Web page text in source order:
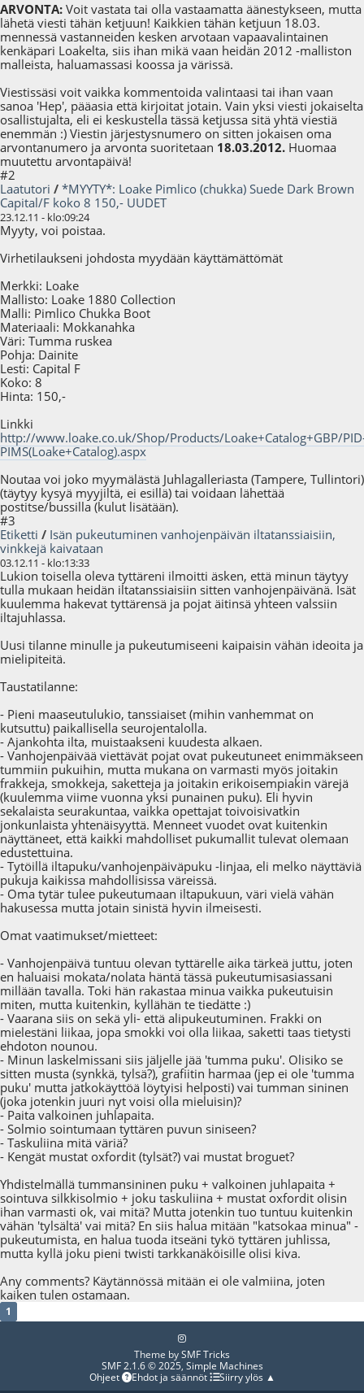
ARVONTA: Voit vastata tai olla vastaamatta äänestykseen, mutta
lähetä viesti tähän ketjuun! Kaikkien tähän ketjuun 18.03.
mennessä vastanneiden kesken arvotaan vapaavalintainen
kenkäpari Loakelta, siis ihan mikä vaan heidän 2012 -malliston
malleista, haluamassasi koossa ja värissä.
Viestissäsi voit vaikka kommentoida valintaasi tai ihan vaan
sanoa 'Hep', pääasia että kirjoitat jotain. Vain yksi viesti jokaiselta
osallistujalta, eli ei keskustella tässä ketjussa sitä yhtä viestiä
enemmän :) Viestin järjestysnumero on sitten jokaisen oma
arvontanumero ja arvonta suoritetaan 18.03.2012. Huomaa
muutettu arvontapäivä!
#2
Laatutori / *MYYTY*: Loake Pimlico (chukka) Suede Dark Brown
Capital/F koko 8 150,- UUDET
23.12.11 - klo:09:24
Myyty, voi poistaa.
Virhetilaukseni johdosta myydään käyttämättömät
Merkki: Loake
Mallisto: Loake 1880 Collection
Malli: Pimlico Chukka Boot
Materiaali: Mokkanahka
Väri: Tumma ruskea
Pohja: Dainite
Lesti: Capital F
Koko: 8
Hinta: 150,-
Linkki
http://www.loake.co.uk/Shop/Products/Loake+Catalog+GBP/
PIMS(Loake+Catalog).aspx
Noutaa voi joko myymälästä Juhlagalleriasta (Tampere, Tullintori)
(täytyy kysyä myyjiltä, ei esillä) tai voidaan lähettää
postitse/bussilla (kulut lisätään).
#3
Etiketti / Isän pukeutuminen vanhojenpäivän iltatanssiaisiin,
vinkkejä kaivataan
03.12.11 - klo:13:33
Lukion toisella oleva tyttäreni ilmoitti äsken, että minun täytyy
tulla mukaan heidän iltatanssiaisiin sitten vanhojenpäivänä. Isät
kuulemma hakevat tyttärensä ja pojat äitinsä yhteen valssiin
iltajuhlassa.
Uusi tilanne minulle ja pukeutumiseeni kaipaisin vähän ideoita ja
mielipiteitä.
Taustatilanne:
- Pieni maaseutulukio, tanssiaiset (mihin vanhemmat on
kutsuttu) paikallisella seurojentalolla.
- Ajankohta ilta, muistaakseni kuudesta alkaen.
- Vanhojenpäivää viettävät pojat ovat pukeutuneet enimmäkseen
tummiin pukuihin, mutta mukana on varmasti myös joitakin
frakkeja, smokkeja, saketteja ja joitakin erikoisempiakin värejä
(kuulemma viime vuonna yksi punainen puku). Eli hyvin
sekalaista seurakuntaa, vaikka opettajat toivoisivatkin
jonkunlaista yhtenäisyyttä. Menneet vuodet ovat kuitenkin
näyttäneet, että kaikki mahdolliset pukumallit tulevat olemaan
edustettuina.
- Tytöillä iltapuku/vanhojenpäiväpuku -linjaa, eli melko näyttäviä
pukuja kaikissa mahdollisissa väreissä.
- Oma tytär tulee pukeutumaan iltapukuun, väri vielä vähän
hakusessa mutta jotain sinistä hyvin ilmeisesti.
Omat vaatimukset/mietteet:
- Vanhojenpäivä tuntuu olevan tyttärelle aika tärkeä juttu, joten
en haluaisi mokata/nolata häntä tässä pukeutumisasiassani
millään tavalla. Toki hän rakastaa minua vaikka pukeutuisin
miten, mutta kuitenkin, kyllähän te tiedätte :)
- Vaarana siis on sekä yli- että alipukeutuminen. Frakki on
mielestäni liikaa, jopa smokki voi olla liikaa, saketti taas tietysti
ehdoton nounou.
- Minun laskelmissani siis jäljelle jää 'tumma puku'. Olisiko se
sitten musta (synkkä, tylsä?), grafiitin harmaa (jep ei ole 'tumma
puku' mutta jatkokäyttöä löytyisi helposti) vai tumman sininen
(joka jotenkin juuri nyt voisi olla mieluisin)?
- Paita valkoinen juhlapaita.
- Solmio sointumaan tyttären puvun siniseen?
- Taskuliina mitä väriä?
- Kengät mustat oxfordit (tylsät?) vai mustat broguet?
Yhdistelmällä tummansininen puku + valkoinen juhlapaita +
sointuva silkkisolmio + joku taskuliina + mustat oxfordit olisin
ihan varmasti ok, vai mitä? Mutta jotenkin tuo tuntuu kuitenkin
vähän 'tylsältä' vai mitä? En siis halua mitään "katsokaa minua" -
pukeutumista, en halua tuoda itseäni tykö tyttären juhlissa,
mutta kyllä joku pieni twisti tarkkanäköisille olisi kiva.
Any comments? Käytännössä mitään ei ole valmiina, joten
kaiken tulen ostamaan.
1
Theme bySMF Tricks
SMF 2.1.6 © 2025, Simple Machines
Ohjeet
Ehdot ja säännöt Siirry ylös ▲